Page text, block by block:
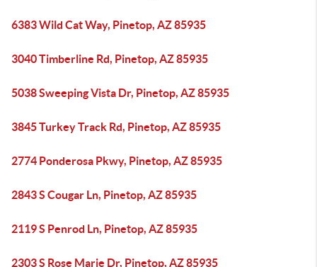
6383 Wild Cat Way, Pinetop, AZ 85935
3040 Timberline Rd, Pinetop, AZ 85935
5038 Sweeping Vista Dr, Pinetop, AZ 85935
3845 Turkey Track Rd, Pinetop, AZ 85935
2774 Ponderosa Pkwy, Pinetop, AZ 85935
2843 S Cougar Ln, Pinetop, AZ 85935
2119 S Penrod Ln, Pinetop, AZ 85935
2303 S Rose Marie Dr, Pinetop, AZ 85935